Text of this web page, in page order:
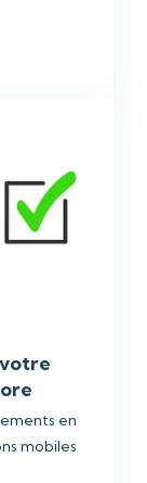
en
mobiles